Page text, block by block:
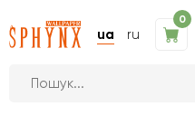
ua ru
0